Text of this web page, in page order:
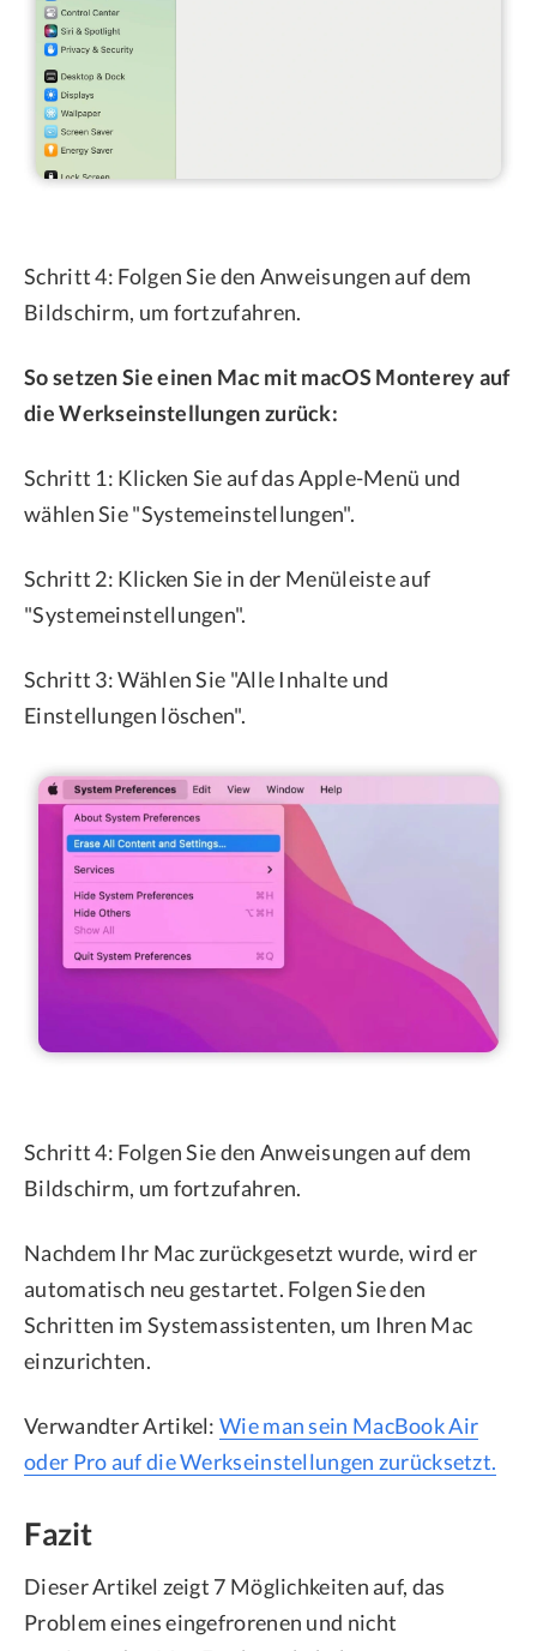
Schritt 4: Folgen Sie den Anweisungen auf dem
Bildschirm, um fortzufahren.
So setzen Sie einen Mac mit macOS Monterey auf
die Werkseinstellungen zurück:
Schritt 1: Klicken Sie auf das Apple-Menü und
wählen Sie "Systemeinstellungen".
Schritt 2: Klicken Sie in der Menüleiste auf
"Systemeinstellungen".
Schritt 3: Wählen Sie "Alle Inhalte und
Einstellungen löschen".
Schritt 4: Folgen Sie den Anweisungen auf dem
Bildschirm, um fortzufahren.
Nachdem Ihr Mac zurückgesetzt wurde, wird er
automatisch neu gestartet. Folgen Sie den
Schritten im Systemassistenten, um Ihren Mac
einzurichten.
Verwandter Artikel:Wie man sein MacBook Air
oder Pro auf die Werkseinstellungen zurücksetzt.
Fazit
Dieser Artikel zeigt 7 Möglichkeiten auf, das
Problem eines eingefrorenen und nicht